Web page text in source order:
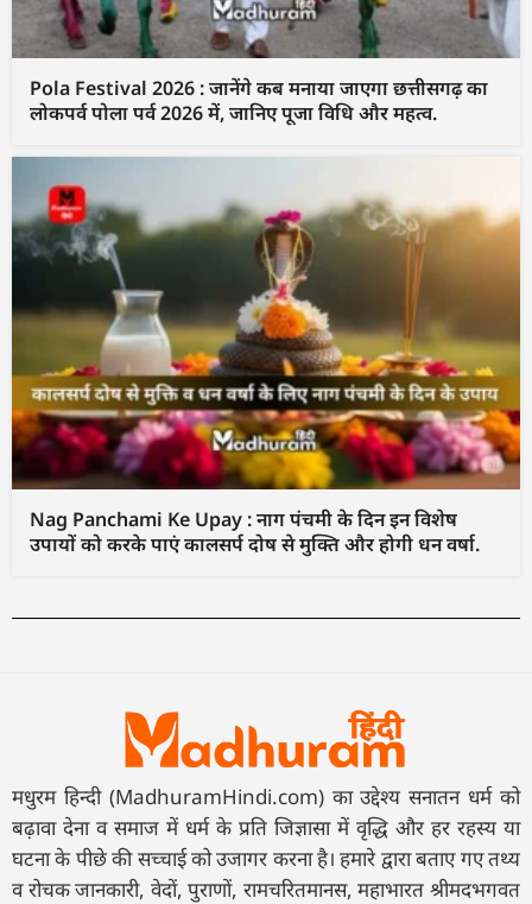
Pola Festival 2026 : जानेंगे कब मनाया जाएगा छत्तीसगढ़ का
लोकपर्व पोला पर्व 2026 में, जानिए पूजा विधि और महत्व.
Nag Panchami Ke Upay : नाग पंचमी के दिन इन विशेष
उपायों को करके पाएं कालसर्प दोष से मुक्ति और होगी धन वर्षा.
मधुरम हिन्दी (MadhuramHindi.com) का उद्देश्य सनातन धर्म को
बढ़ावा देना व समाज में धर्म के प्रति जिज्ञासा में वृद्धि और हर रहस्य या
घटना के पीछे की सच्चाई को उजागर करना है। हमारे द्वारा बताए गए तथ्य
व रोचक जानकारी, वेदों, पुराणों, रामचरितमानस, महाभारत श्रीमदभगवत